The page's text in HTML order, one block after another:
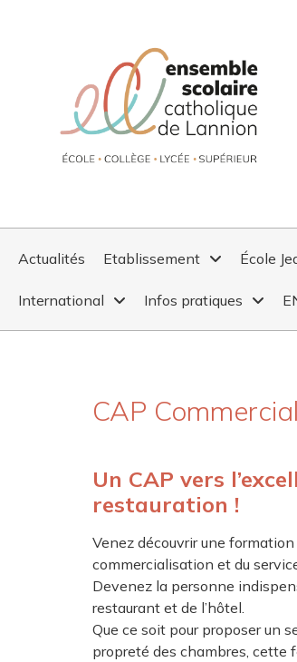
Actualités Etablissement École
International Infos pratiques
CAP
Un CAP vers
restauration !
Venez découvrir une
commercialisation et du
Devenez la personne
restaurant et de l’hôtel.
Que ce soit pour proposer un
propreté des chambres, cette